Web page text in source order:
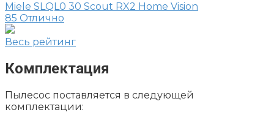
Miele SLQL0 30 Scout RX2 Home Vision
85 Отлично
Весь рейтинг
Комплектация
Пылесос поставляется в следующей
комплектации: